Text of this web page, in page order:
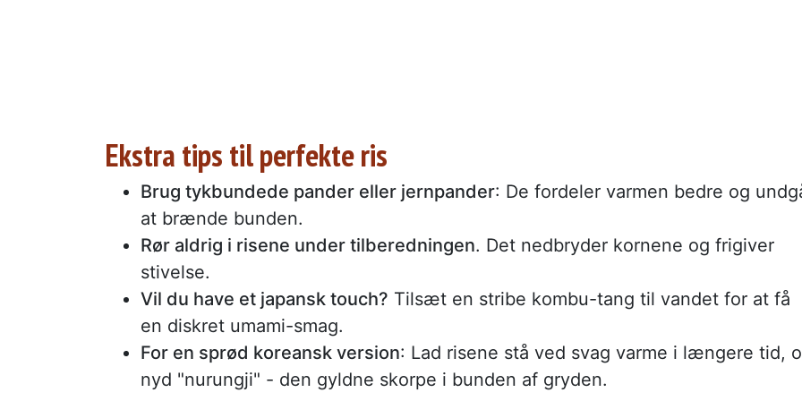
Ekstra tips til perfekte ris
Brug tykbundede pander eller jernpander: De fordeler varmen bedre og
at brænde bunden.
Rør aldrig i risene under tilberedningen. Det nedbryder kornene og frigiver
stivelse.
Vil du have et japansk touch? Tilsæt en stribe kombu-tang til vandet for at få
en diskret umami-smag.
For en sprød koreansk version: Lad risene stå ved svag varme i længere tid,
nyd "nurungji" - den gyldne skorpe i bunden af gryden.